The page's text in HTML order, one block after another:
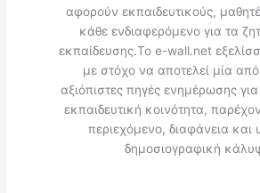
αφορούν εκπαιδευτικούς,
κάθε ενδιαφερόμενο για τα
εκπαίδευσης.Το e-wall.net
με στόχο να αποτελεί μία από
αξιόπιστες πηγές ενημέρωσης
εκπαιδευτική κοινότητα,
περιεχόμενο, διαφάνεια και
δημοσιογραφική